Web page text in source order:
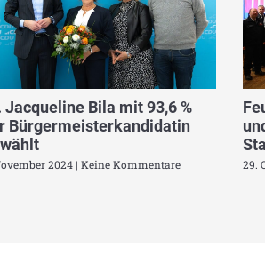
Jacqueline Bila mit 93,6 %
Bürgermeisterkandidatin
2024 Keine Kommentare 29.